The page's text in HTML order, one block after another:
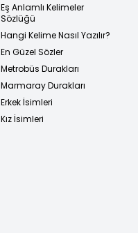
Eş Anlamlı Kelimeler
Sözlüğü
Hangi Kelime Nasıl Yazılır?
En Güzel Sözler
Metrobüs Durakları
Marmaray Durakları
Erkek İsimleri
Kız İsimleri